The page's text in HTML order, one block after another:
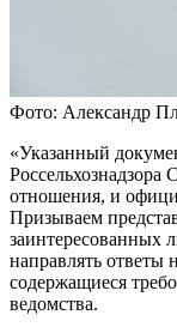
Фото: Александр
«Указанный
отношения, и
Призываем
заинтересованных
направлять ответы
содержащиеся
ведомства.